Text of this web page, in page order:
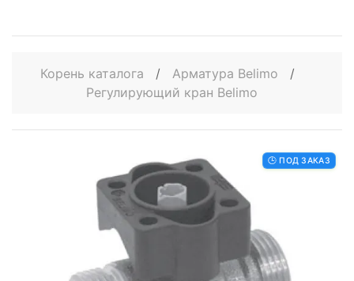
Корень каталога / Арматура Belimo
/
Регулирующий кран Belimo
🕒 ПОД ЗАКАЗ